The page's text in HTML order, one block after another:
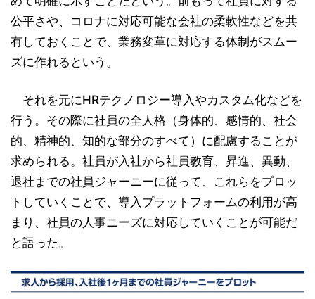
公平さや、コロナに対応可能な会社の柔軟性などを共
有しておくことで、業務変革に対応する体制がスムー
ズに作れるという。
それを元にHRテクノロジー導入やカスタム化などを
行う。その際に社員の全人格（身体的、感情的、社会
的、精神的、知的な部分のすべて）に配慮することが
求められる。社員が入社から社員教育、昇進、異動、
退社までの社員ジャーニーに従って、これらをプロッ
トしていくことで、導入プラットフォームの利用が高
まり、社員の人事ニーズに対応していくことが可能だ
と語った。